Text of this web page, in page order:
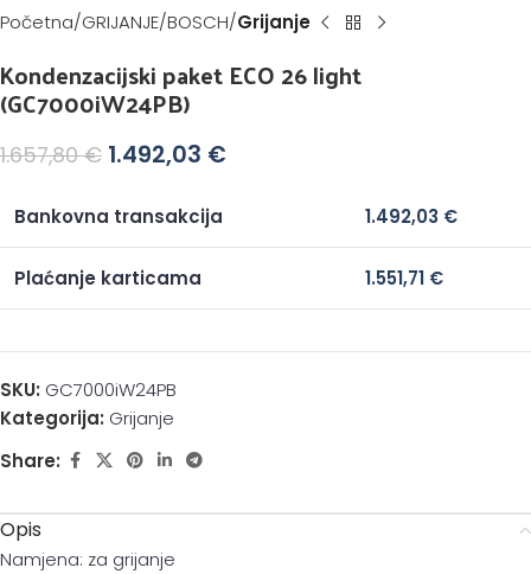
Početna GRIJANJE BOSCH Grijanje
Kondenzacijski paket ECO 26 light
(GC7000iW24PB)
1.657,80€ 1.492,03 €
Bankovna transakcija 1.492,03 €
Plaćanje karticama 1.551,71 €
SKU: GC7000iW24PB
Kategorija: Grijanje
Share:
Opis
Namjena: za grijanje